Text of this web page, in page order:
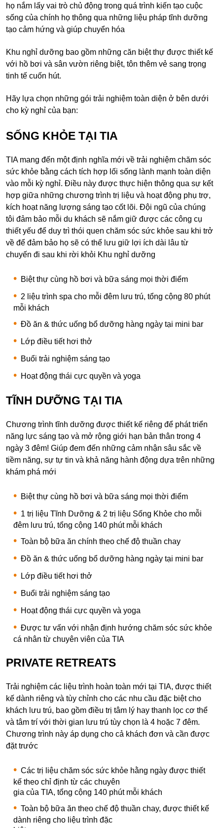
họ nắm lấy vai trò chủ động trong quá trình kiến tạo cuộc
sống của chính họ thông qua những liệu pháp tĩnh dưỡng
tạo cảm hứng và giúp chuyển hóa
Khu nghỉ dưỡng bao gồm những căn biệt thự được thiết kế
với hồ bơi và sân vườn riêng biệt, tôn thêm vẻ sang trọng
tinh tế cuốn hút.
Hãy lựa chọn những gói trải nghiệm toàn diện ở bên dưới
cho kỳ nghỉ của bạn:
SỐNG KHỎE TẠI TIA
TIA mang đến một định nghĩa mới về trải nghiệm chăm sóc
sức khỏe bằng cách tích hợp lối sống lành mạnh toàn diện
vào mỗi kỳ nghỉ. Điều này được thực hiện thông qua sự kết
hợp giữa những chương trình trị liệu và hoạt động phụ trợ,
kích hoạt năng lượng sáng tạo cốt lõi. Đội ngũ của chúng
tôi đảm bảo mỗi du khách sẽ nắm giữ được các công cụ
thiết yếu để duy trì thói quen chăm sóc sức khỏe sau khi trở
về để đảm bảo họ sẽ có thể lưu giữ lợi ích dài lâu từ
chuyến đi sau khi rời khỏi Khu nghỉ dưỡng
Biệt thự cùng hồ bơi và bữa sáng mọi thời điểm
2 liệu trình spa cho mỗi đêm lưu trú, tổng cộng 80 phút
mỗi khách
Đồ ăn & thức uống bổ dưỡng hàng ngày tại mini bar
Lớp điều tiết hơi thở
Buổi trải nghiệm sáng tạo
Hoạt động thái cực quyền và yoga
TĨNH DƯỠNG TẠI TIA
Chương trình tĩnh dưỡng được thiết kế riêng để phát triển
năng lực sáng tạo và mở rộng giới hạn bản thân trong 4
ngày 3 đêm! Giúp đem đến những cảm nhận sâu sắc về
tiềm năng, sự tự tin và khả năng hành động dựa trên những
khám phá mới
Biệt thự cùng hồ bơi và bữa sáng mọi thời điểm
1 trị liệu Tĩnh Dưỡng & 2 trị liệu Sống Khỏe cho mỗi
đêm lưu trú, tổng cộng 140 phút mỗi khách
Toàn bộ bữa ăn chính theo chế độ thuần chay
Đồ ăn & thức uống bổ dưỡng hàng ngày tại mini bar
Lớp điều tiết hơi thở
Buổi trải nghiệm sáng tạo
Hoạt động thái cực quyền và yoga
Được tư vấn với nhận định hướng chăm sóc sức khỏe
cá nhân từ chuyên viên của TIA
PRIVATE RETREATS
Trải nghiệm các liệu trình hoàn toàn mới tại TIA, được thiết
kế dành riêng và tùy chỉnh cho các nhu cầu đặc biệt cho
khách lưu trú, bao gồm điều trị tâm lý hay thanh lọc cơ thể
và tâm trí với thời gian lưu trú tùy chọn là 4 hoặc 7 đêm.
Chương trình này áp dụng cho cả khách đơn và cần được
đặt trước
Các trị liệu chăm sóc sức khỏe hằng ngày được thiết
kế theo chỉ định từ các chuyên
gia của TIA, tổng cộng 140 phút mỗi khách
Toàn bộ bữa ăn theo chế độ thuần chay, được thiết kế
dành riêng cho liệu trình đặc